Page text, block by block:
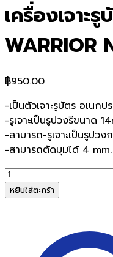
เครื่องเจาะ
WARRIOR
฿950.00
-เป็นตัวเจาะรูบัตร อเนก
-รูเจาะเป็นรูปวงรีขนาด
-สามารถ-รูเจาะเป็นรูปวง
-สามารถตัดมุมได้ 4 mm.
จำนวน
เครื่อง
เจาะ
หยิบใส่ตะกร้า